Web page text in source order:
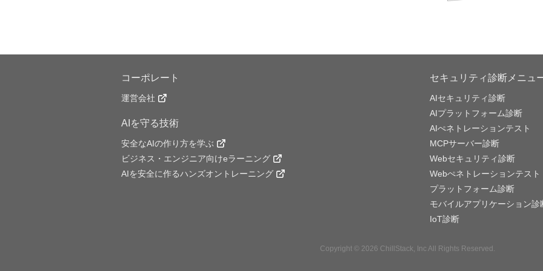
コーポレート
運営会社
AIを守る技術
安全なAIの作り方を学ぶ
ビジネス・エンジニア向けeラーニング
AIを安全に作るハンズオントレーニング
セキュリティ診断メニュ
AIセキュリティ診断
AIプラットフォーム診断
AIぺネトレーションテスト
MCPサーバー診断
Webセキュリティ診断
Webぺネトレーションテスト
プラットフォーム診断
モバイルアプリケーション診
IoT診断
Copyright © 2026 ChillStack, Inc All Rights Reserved.